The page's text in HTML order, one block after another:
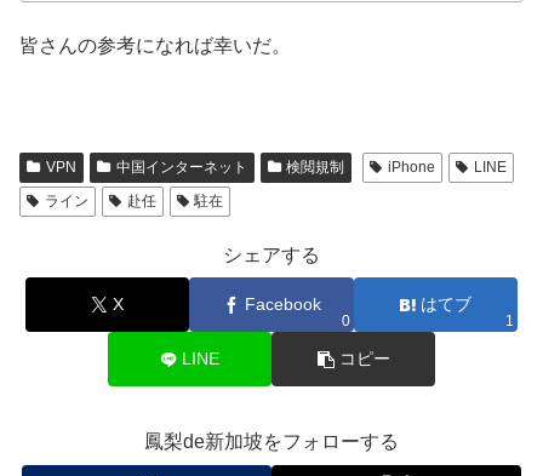
皆さんの参考になれば幸いだ。
VPN 中国インターネット 検閲規制 iPhone
LINE
ライン
赴任 駐在
シェアする
X Facebook
0
はてブ
1
LINE コピー
鳳梨de新加坡をフォローする